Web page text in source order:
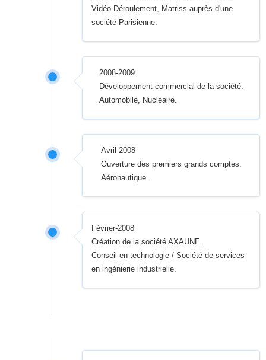
Vidéo Déroulement, Matriss auprès d'une
société Parisienne.
2008-2009
Développement commercial de la société.
Automobile, Nucléaire.
Avril-2008
Ouverture des premiers grands comptes.
Aéronautique.
Février-2008
Création de la société AXAUNE .
Conseil en technologie / Société de services
en ingénierie industrielle.